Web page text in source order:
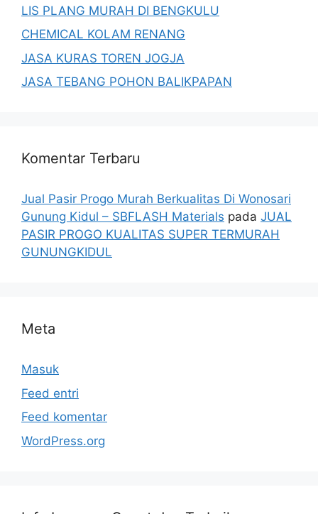
LIS PLANG MURAH DI BENGKULU
CHEMICAL KOLAM RENANG
JASA KURAS TOREN JOGJA
JASA TEBANG POHON BALIKPAPAN
Komentar Terbaru
Jual Pasir Progo Murah Berkualitas Di Wonosari
Gunung Kidul – SBFLASH Materials pada JUAL
PASIR PROGO KUALITAS SUPER TERMURAH
GUNUNGKIDUL
Meta
Masuk
Feed entri
Feed komentar
WordPress.org